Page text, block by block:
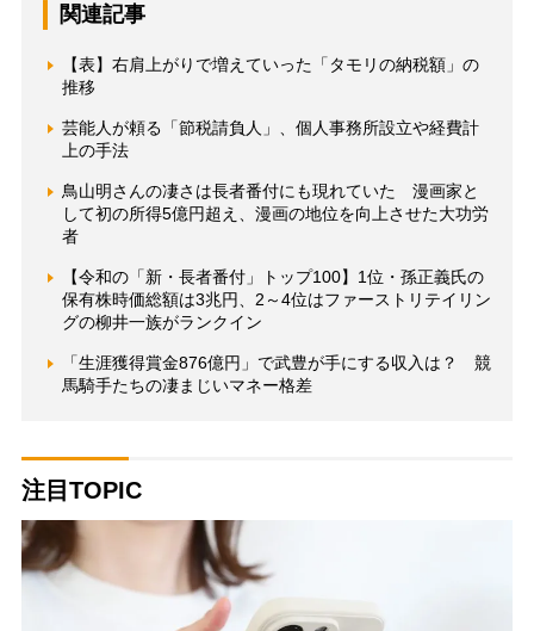
関連記事
【表】右肩上がりで増えていった「タモリの納税額」の
推移
芸能人が頼る「節税請負人」、個人事務所設立や経費計
上の手法
鳥山明さんの凄さは長者番付にも現れていた 漫画家と
して初の所得5億円超え、漫画の地位を向上させた大功労
者
【令和の「新・長者番付」トップ100】1位・孫正義氏の
保有株時価総額は3兆円、2～4位はファーストリテイリン
グの柳井一族がランクイン
「生涯獲得賞金876億円」で武豊が手にする収入は？ 競
馬騎手たちの凄まじいマネー格差
注目TOPIC